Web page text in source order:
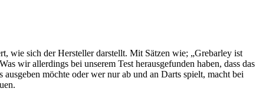
wie sich der Hersteller darstellt. Mit Sätzen wie; „Grebarley ist
wir allerdings bei unserem Test herausgefunden haben, dass das
möchte oder wer nur ab und an Darts spielt, macht bei